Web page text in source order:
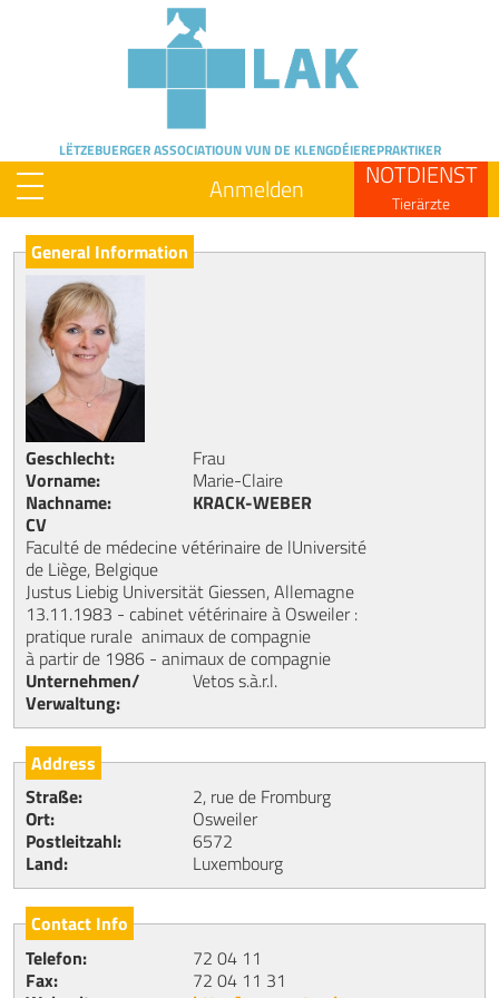
LËTZEBUERGER ASSOCIATIOUNVUN DE KLENGDÉIEREPRAKTIKER
NOTDIENST
Tierärzte
Anmelden
General Information
Geschlecht
Frau
Vorname
Marie-Claire
Nachname
KRACK-WEBER
CV
Faculté de médecine vétérinaire de lUniversité
de Liège, Belgique
Justus Liebig Universität Giessen, Allemagne
13.11.1983 - cabinet vétérinaire à Osweiler :
pratique rurale  animaux de compagnie
à partir de 1986 - animaux de compagnie
Unternehmen/
Verwaltung
Vetos s.à.r.l.
Address
Straße
2, rue de Fromburg
Ort
Osweiler
Postleitzahl
6572
Land
Luxembourg
Contact Info
Telefon
72 04 11
Fax
72 04 11 31